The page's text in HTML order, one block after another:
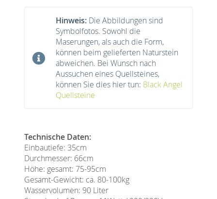
Hinweis: Die Abbildungen sind
Symbolfotos. Sowohl die
Maserungen, als auch die Form,
können beim gelieferten Naturstein
abweichen. Bei Wunsch nach
Aussuchen eines Quellsteines,
können Sie dies hier tun: Black Angel
Quellsteine
Technische Daten:
Einbautiefe: 35cm
Durchmesser: 66cm
Höhe: gesamt: 75-95cm
Gesamt-Gewicht: ca. 80-100kg
Wasservolumen: 90 Liter